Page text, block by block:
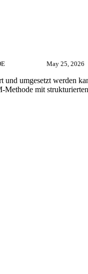
May 25, 2026
und umgesetzt werden
mit